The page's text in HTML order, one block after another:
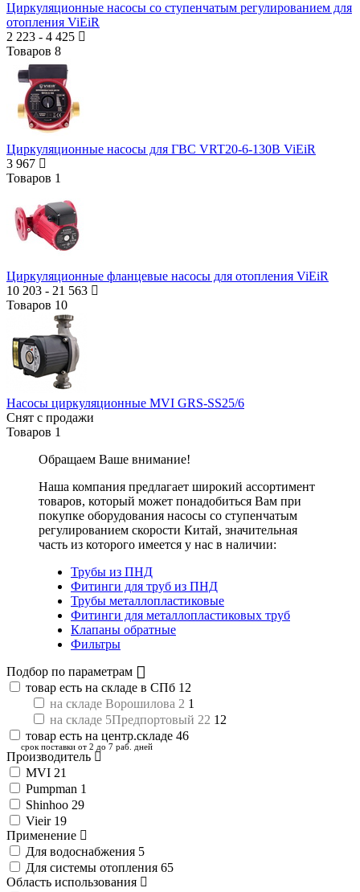
Циркуляционные насосы со ступенчатым регулированием для
отопления ViEiR
2 223 - 4 425
Товаров 8
Циркуляционные насосы для ГВС VRT20-6-130B ViEiR
3 967
Товаров 1
Циркуляционные фланцевые насосы для отопления ViEiR
10 203 - 21 563
Товаров 10
Насосы циркуляционные MVI GRS-SS25/6
Снят с продажи
Товаров 1
Обращаем Ваше внимание!
Наша компания предлагает широкий ассортимент
товаров, который может понадобиться Вам при
покупке оборудования насосы со ступенчатым
регулированием скорости Китай, значительная
часть из которого имеется у нас в наличии:
Трубы из ПНД
Фитинги для труб из ПНД
Трубы металлопластиковые
Фитинги для металлопластиковых труб
Клапаны обратные
Фильтры
Подбор по параметрам
товар есть на складе в СПб 12
на складе Ворошилова 2 1
на складе 5Предпортовый 22 12
товар есть на центр.складе 46
срок поставки от 2 до 7 раб. дней
Производитель
MVI 21
Pumpman 1
Shinhoo 29
Vieir 19
Применение
Для водоснабжения 5
Для системы отопления 65
Область использования